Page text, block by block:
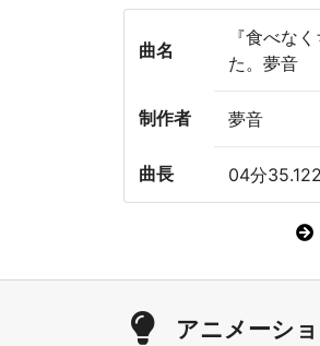
曲名
『食べな
た。夢音
制作者 夢音
曲長 04分
アニメーシ